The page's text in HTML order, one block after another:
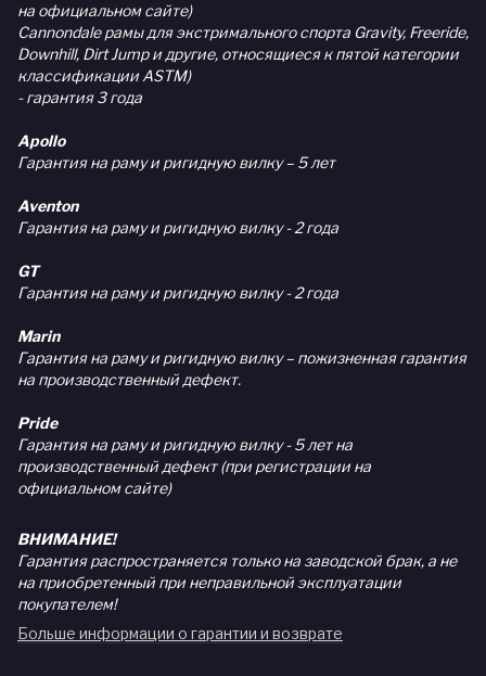
на официальном сайте)
Cannondale рамы для экстримального спорта Gravity, Freeride,
Downhill, Dirt Jump и другие, относящиеся к пятой категории
классификации ASTM)
- гарантия 3 года
Apollo
Гарантия на раму и ригидную вилку – 5 лет
Aventon
Гарантия на раму и ригидную вилку - 2 года
GT
Гарантия на раму и ригидную вилку - 2 года
Marin
Гарантия на раму и ригидную вилку – пожизненная гарантия
на производственный дефект.
Pride
Гарантия на раму и ригидную вилку - 5 лет на
производственный дефект (при регистрации на
официальном сайте)
ВНИМАНИЕ!
Гарантия распространяется только на заводской брак, а не
на приобретенный при неправильной эксплуатации
покупателем!
Больше информации о гарантии и возврате